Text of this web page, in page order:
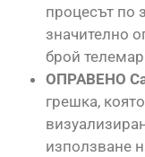
процесът по
значително
брой
ОПРАВЕНО
грешка,
използване